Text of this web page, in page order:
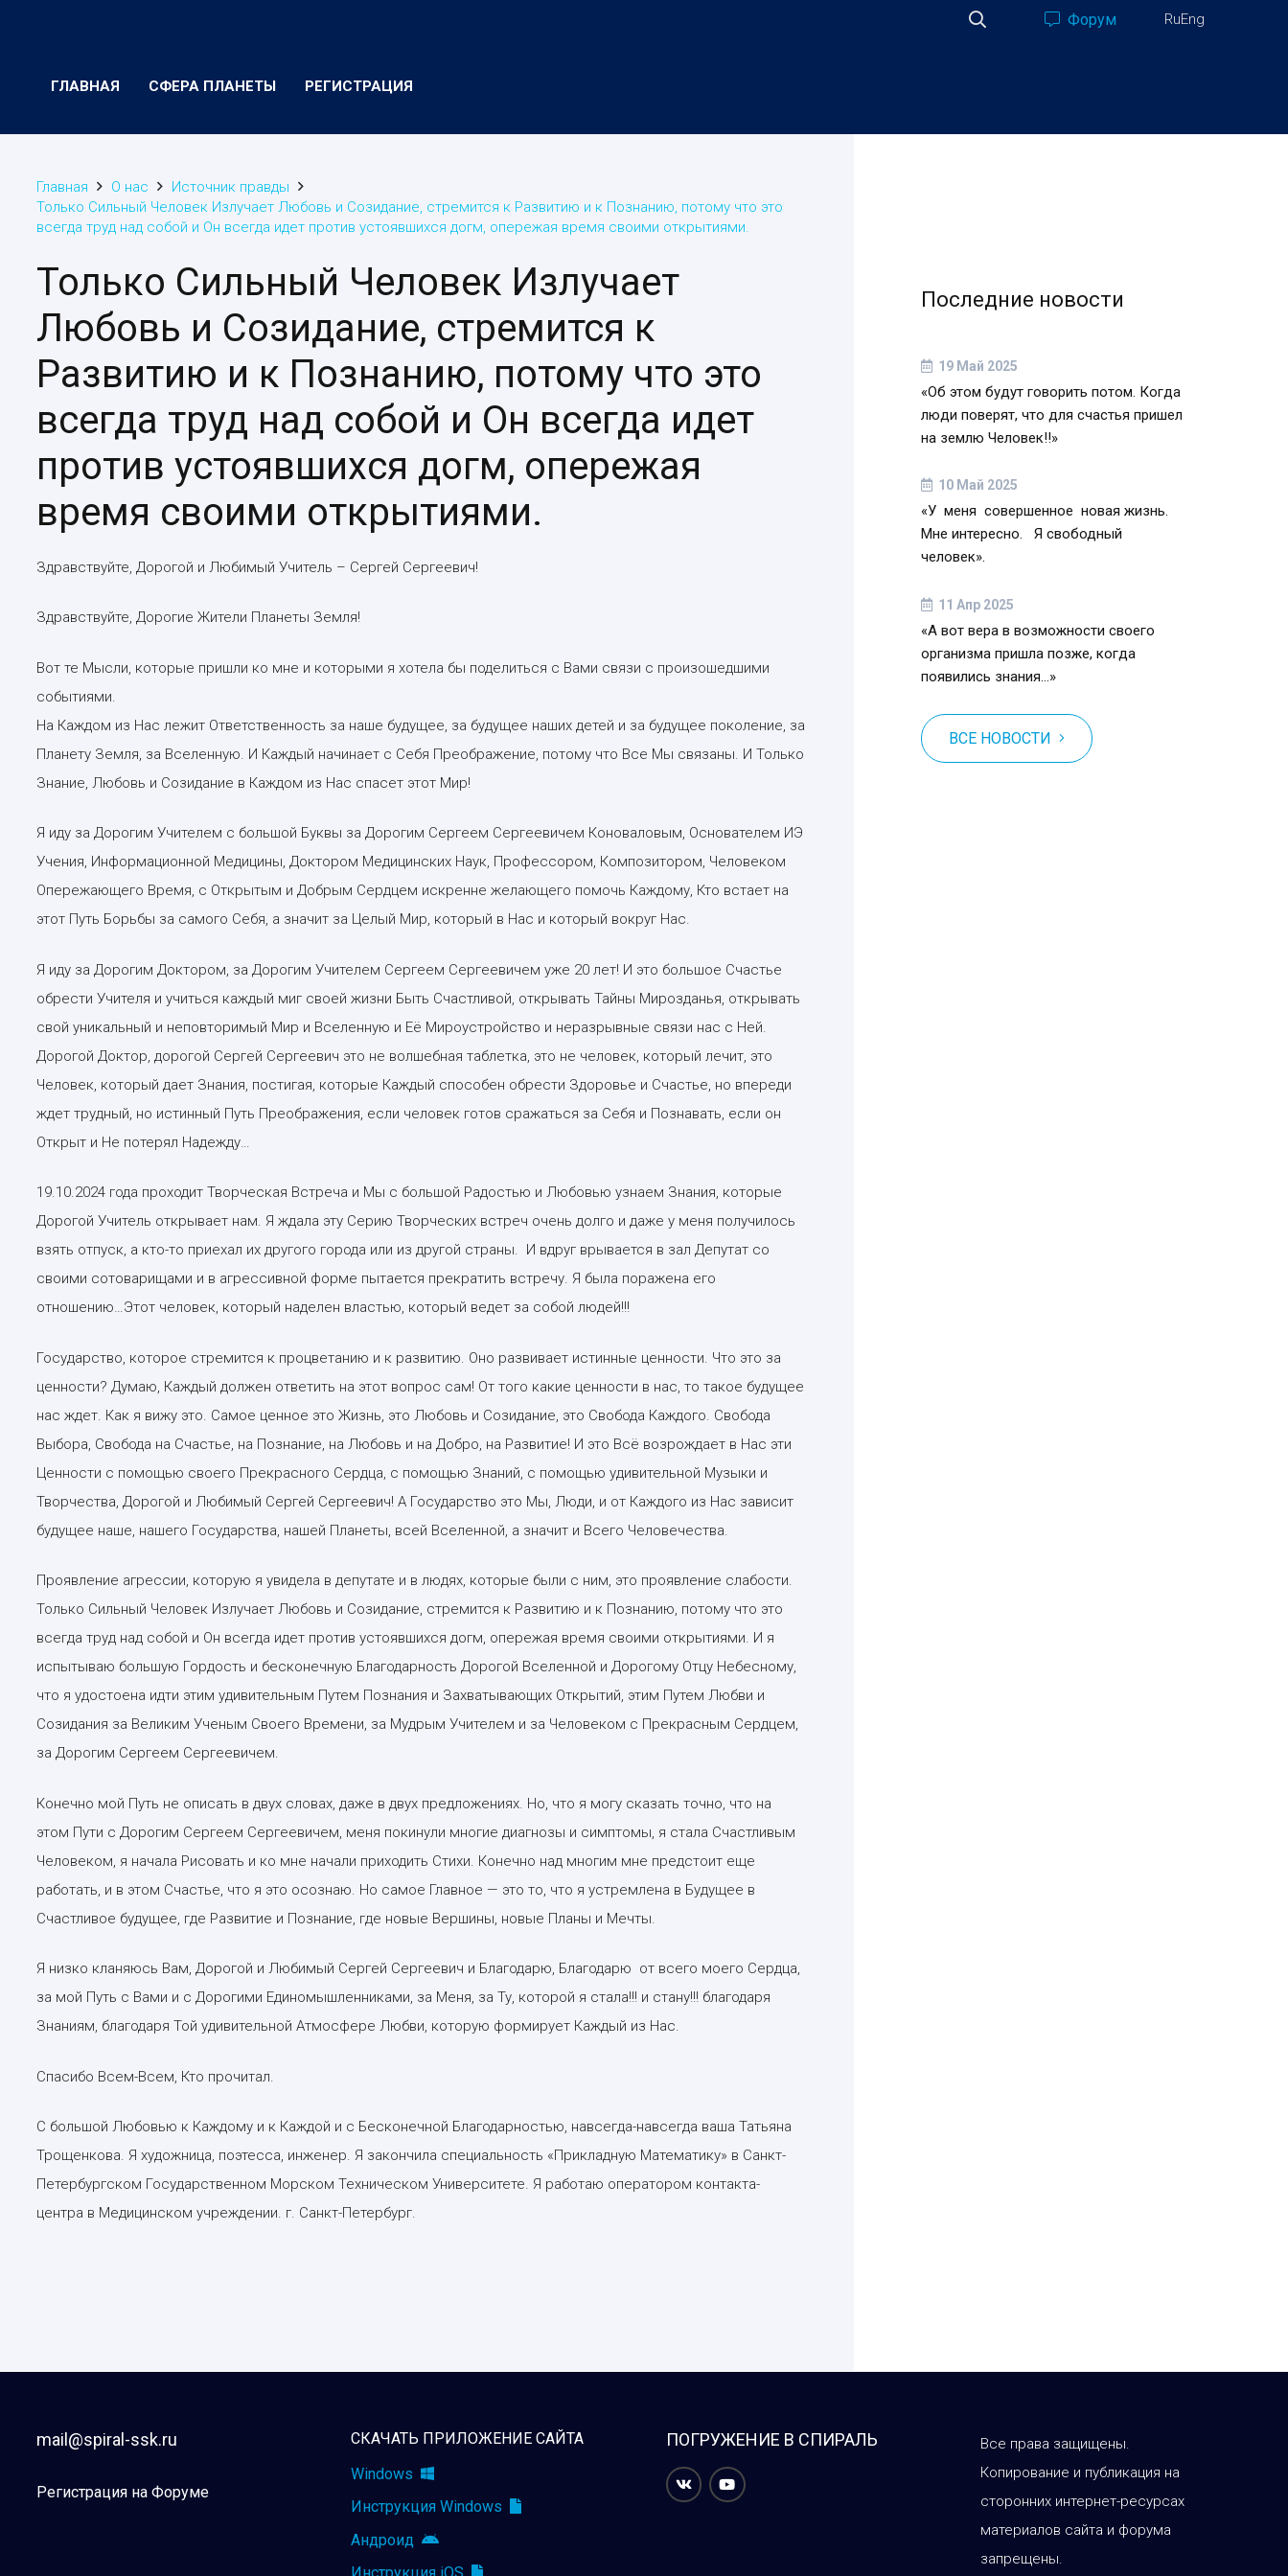
Форум RuEng
ГЛАВНАЯ СФЕРА ПЛАНЕТЫ РЕГИСТРАЦИЯ
Главная О нас
Источник правды
Только Сильный Человек Излучает Любовь и Созидание, стремится к Развитию и к Познанию, потому что это
всегда труд над собой и Он всегда идет против устоявшихся догм, опережая время своими открытиями.
Только Сильный Человек Излучает
Любовь и Созидание, стремится к
Развитию и к Познанию, потому что это
всегда труд над собой и Он всегда идет
против устоявшихся догм, опережая
время своими открытиями.
Здравствуйте, Дорогой и Любимый Учитель – Сергей Сергеевич!
Здравствуйте, Дорогие Жители Планеты Земля!
Вот те Мысли, которые пришли ко мне и которыми я хотела бы поделиться с Вами связи с произошедшими
событиями.
На Каждом из Нас лежит Ответственность за наше будущее, за будущее наших детей и за будущее поколение, за
Планету Земля, за Вселенную. И Каждый начинает с Себя Преображение, потому что Все Мы связаны. И Только
Знание, Любовь и Созидание в Каждом из Нас спасет этот Мир!
Я иду за Дорогим Учителем с большой Буквы за Дорогим Сергеем Сергеевичем Коноваловым, Основателем ИЭ
Учения, Информационной Медицины, Доктором Медицинских Наук, Профессором, Композитором, Человеком
Опережающего Время, с Открытым и Добрым Сердцем искренне желающего помочь Каждому, Кто встает на
этот Путь Борьбы за самого Себя, а значит за Целый Мир, который в Нас и который вокруг Нас.
Я иду за Дорогим Доктором, за Дорогим Учителем Сергеем Сергеевичем уже 20 лет! И это большое Счастье
обрести Учителя и учиться каждый миг своей жизни Быть Счастливой, открывать Тайны Мирозданья, открывать
свой уникальный и неповторимый Мир и Вселенную и Её Мироустройство и неразрывные связи нас с Ней.
Дорогой Доктор, дорогой Сергей Сергеевич это не волшебная таблетка, это не человек, который лечит, это
Человек, который дает Знания, постигая, которые Каждый способен обрести Здоровье и Счастье, но впереди
ждет трудный, но истинный Путь Преображения, если человек готов сражаться за Себя и Познавать, если он
Открыт и Не потерял Надежду…
19.10.2024 года проходит Творческая Встреча и Мы с большой Радостью и Любовью узнаем Знания, которые
Дорогой Учитель открывает нам. Я ждала эту Серию Творческих встреч очень долго и даже у меня получилось
взять отпуск, а кто-то приехал их другого города или из другой страны. И вдруг врывается в зал Депутат со
своими сотоварищами и в агрессивной форме пытается прекратить встречу. Я была поражена его
отношению…Этот человек, который наделен властью, который ведет за собой людей!!!
Государство, которое стремится к процветанию и к развитию. Оно развивает истинные ценности. Что это за
ценности? Думаю, Каждый должен ответить на этот вопрос сам! От того какие ценности в нас, то такое будущее
нас ждет. Как я вижу это. Самое ценное это Жизнь, это Любовь и Созидание, это Свобода Каждого. Свобода
Выбора, Свобода на Счастье, на Познание, на Любовь и на Добро, на Развитие! И это Всё возрождает в Нас эти
Ценности с помощью своего Прекрасного Сердца, с помощью Знаний, с помощью удивительной Музыки и
Творчества, Дорогой и Любимый Сергей Сергеевич! А Государство это Мы, Люди, и от Каждого из Нас зависит
будущее наше, нашего Государства, нашей Планеты, всей Вселенной, а значит и Всего Человечества.
Проявление агрессии, которую я увидела в депутате и в людях, которые были с ним, это проявление слабости.
Только Сильный Человек Излучает Любовь и Созидание, стремится к Развитию и к Познанию, потому что это
всегда труд над собой и Он всегда идет против устоявшихся догм, опережая время своими открытиями. И я
испытываю большую Гордость и бесконечную Благодарность Дорогой Вселенной и Дорогому Отцу Небесному,
что я удостоена идти этим удивительным Путем Познания и Захватывающих Открытий, этим Путем Любви и
Созидания за Великим Ученым Своего Времени, за Мудрым Учителем и за Человеком с Прекрасным Сердцем,
за Дорогим Сергеем Сергеевичем.
Конечно мой Путь не описать в двух словах, даже в двух предложениях. Но, что я могу сказать точно, что на
этом Пути с Дорогим Сергеем Сергеевичем, меня покинули многие диагнозы и симптомы, я стала Счастливым
Человеком, я начала Рисовать и ко мне начали приходить Стихи. Конечно над многим мне предстоит еще
работать, и в этом Счастье, что я это осознаю. Но самое Главное — это то, что я устремлена в Будущее в
Счастливое будущее, где Развитие и Познание, где новые Вершины, новые Планы и Мечты.
Я низко кланяюсь Вам, Дорогой и Любимый Сергей Сергеевич и Благодарю, Благодарю от всего моего Сердца,
за мой Путь с Вами и с Дорогими Единомышленниками, за Меня, за Ту, которой я стала!!! и стану!!! благодаря
Знаниям, благодаря Той удивительной Атмосфере Любви, которую формирует Каждый из Нас.
Спасибо Всем-Всем, Кто прочитал.
С большой Любовью к Каждому и к Каждой и с Бесконечной Благодарностью, навсегда-навсегда ваша Татьяна
Трощенкова. Я художница, поэтесса, инженер. Я закончила специальность «Прикладную Математику» в Санкт-
Петербургском Государственном Морском Техническом Университете. Я работаю оператором контакта-
центра в Медицинском учреждении. г. Санкт-Петербург.
Последние новости
19 Май 2025
«Об этом будут говорить потом. Когда
люди поверят, что для счастья пришел
на землю Человек!!»
10 Май 2025
«У меня совершенное новая жизнь.
Мне интересно. Я свободный
человек».
11 Апр 2025
«А вот вера в возможности своего
организма пришла позже, когда
появились знания…»
ВСЕ НОВОСТИ
mail@spiral-ssk.ru
Регистрация на Форуме
СКАЧАТЬ ПРИЛОЖЕНИЕ САЙТА
Windows
Инструкция Windows
Андроид
ПОГРУЖЕНИЕ В СПИРАЛЬ
Все права защищены.
Копирование и публикация на
сторонних интернет-ресурсах
материалов сайта и форума
запрещены.